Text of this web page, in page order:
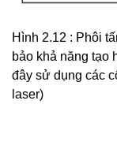
Hình 2.12 : Phôi
bảo khả năng tạo
đây sử dụng các
laser)